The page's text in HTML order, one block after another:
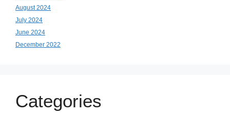
August 2024
July 2024
June 2024
December 2022
Categories